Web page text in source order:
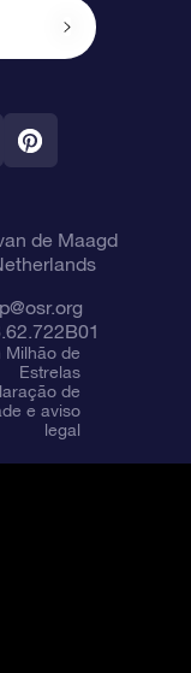
de Maagd
Milhão de
Estrelas
de
e aviso
legal